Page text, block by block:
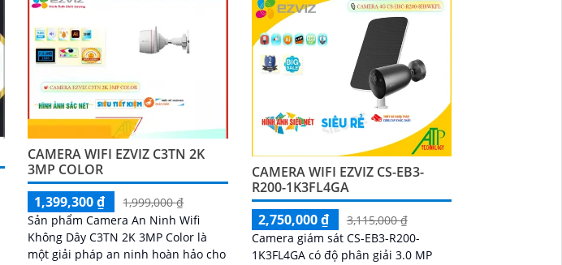
CAMERA WIFI EZVIZ C3TN 2K
3MP COLOR
1,399,300 ₫
1,999,000 ₫
Sản phẩm Camera An Ninh Wifi
Không Dây C3TN 2K 3MP Color là
một giải pháp an ninh hoàn hảo cho
CAMERA WIFI EZVIZ CS-EB3-
R200-1K3FL4GA
2,750,000 ₫
3,115,000 ₫
Camera giám sát CS-EB3-R200-
1K3FL4GA có độ phân giải 3.0 MP